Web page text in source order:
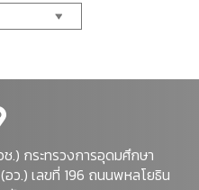
.) กระทรวงการอุดมศึกษา
ว.) เลขที่ 196 ถนนพหลโยธิน